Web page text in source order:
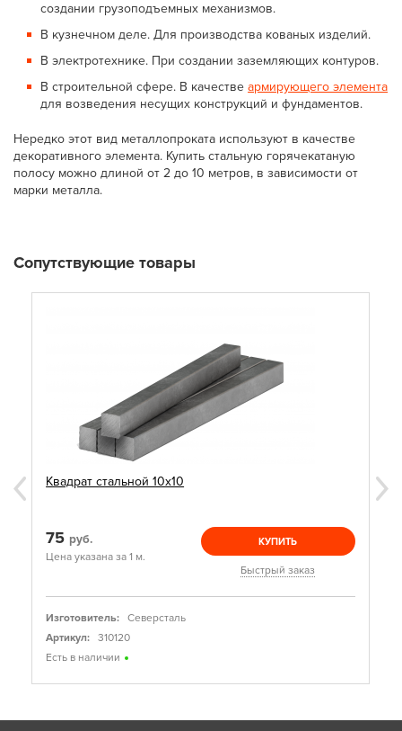
создании грузоподъемных механизмов.
В кузнечном деле. Для производства кованых изделий.
В электротехнике. При создании заземляющих контуров.
В строительной сфере. В качествеармирующего элемента
для возведения несущих конструкций и фундаментов.
Нередко этот вид металлопроката используют в качестве
декоративного элемента. Купить стальную горячекатаную
полосу можно длиной от 2 до 10 метров, в зависимости от
марки металла.
Сопутствующие товары
Квадрат стальной 10х10
75 руб.
Цена указана за 1 м.
КУПИТЬ
Быстрый заказ
Изготовитель:
Северсталь
Артикул:
310120
Есть в наличии